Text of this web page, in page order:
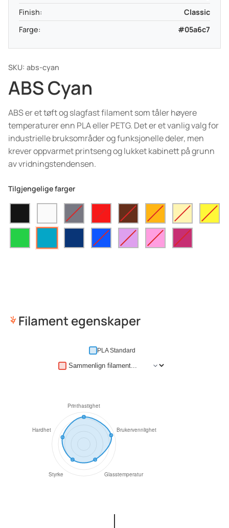
SKU: abs-cyan
ABS Cyan
ABS er et tøft og slagfast filament som tåler høyere
temperaturer enn PLA eller PETG. Det er et vanlig valg for
industrielle bruksområder og funksjonelle deler, men
krever oppvarmet printseng og lukket kabinett på grunn
av vridningstendensen.
Finish:
Classic
Farge:
#05a6c7
Tilgjengelige farger
Filament egenskaper
PLA Standard